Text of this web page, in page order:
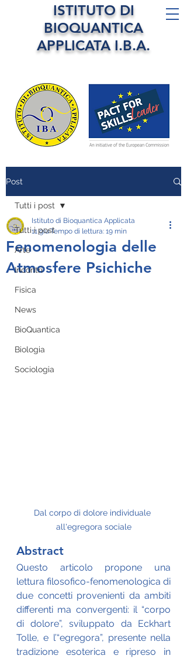
ISTITUTO DI
BIOQUANTICA
APPLICATA I.B.A.
Post
Tutti i post
Arte
Incontri
Fisica
News
BioQuantica
Biologia
Sociologia
Tutti i post
Fenomenologia delle
Atmosfere Psichiche
Istituto di Bioquantica Applicata
11 giuTempo di lettura: 19 min
Dal corpo di dolore individuale
all'egregora sociale
Abstract
Questo articolo propone una
lettura filosofico-fenomenologica di
due concetti provenienti da ambiti
differenti ma convergenti: il “corpo
di dolore”, sviluppato da Eckhart
Tolle, e l’“egregora”, presente nella
tradizione esoterica e ripreso in